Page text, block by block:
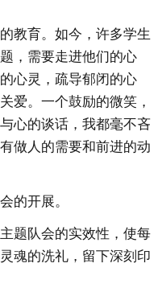
教育。如今，许多学生
，需要走进他们的心
心灵，疏导郁闭的心
爱。一个鼓励的微笑，
心的谈话，我都毫不吝
做人的需要和前进的动
的开展。
题队会的实效性，使每
魂的洗礼，留下深刻印